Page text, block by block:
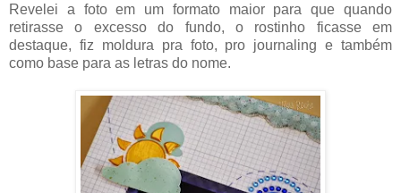
Revelei a foto em um formato maior para que quando
retirasse o excesso do fundo, o rostinho ficasse em
destaque, fiz moldura pra foto, pro journaling e também
como base para as letras do nome.